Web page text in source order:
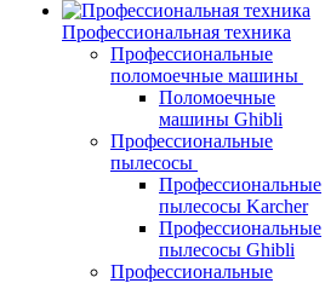
Профессиональная техника
Профессиональные
поломоечные машины
Поломоечные
машины Ghibli
Профессиональные
пылесосы
Профессиональные
пылесосы Karcher
Профессиональные
пылесосы Ghibli
Профессиональные